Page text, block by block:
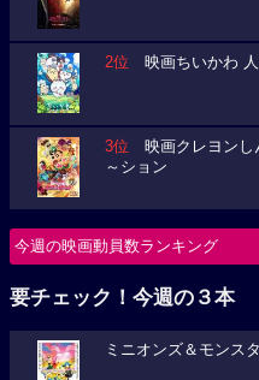
2位 映画ちいかわ
3位 映画クレヨンし
～ション
今週の映画動員数ランキング
要チェック！今週の３本
ミニオンズ＆モンス